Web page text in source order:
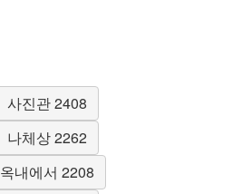
사진관 2408
나체상 2262
옥내에서 2208